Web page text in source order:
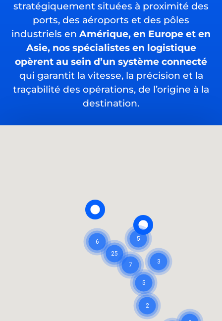
stratégiquement situées à proximité des
ports, des aéroports et des pôles
industriels en Amérique, en Europe et en
Asie, nos spécialistes en logistique
opèrent au sein d’un système connecté
qui garantit la vitesse, la précision et la
traçabilité des opérations, de l’origine à la
destination.
25
5
5
2
7
6
3